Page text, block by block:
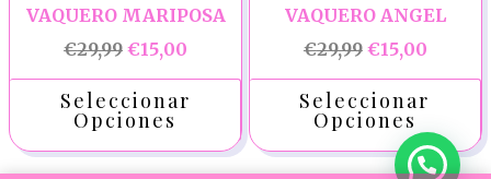
VAQUERO MARIPOSA
€29,99 €15,00
Seleccionar
Opciones
VAQUERO ANGEL
€29,99 €15,00
Seleccionar
Opciones